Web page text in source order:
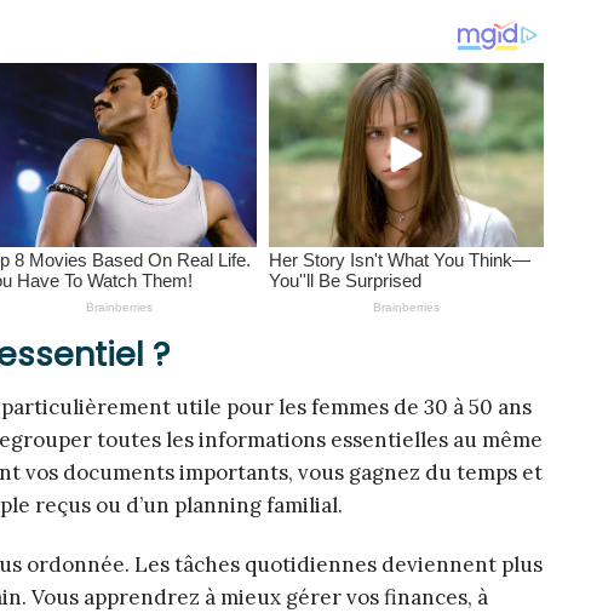
?
utile pour les femmes de 30 à 50 ans
toutes les informations essentielles au même
vos documents importants, vous gagnez du temps et
reçus ou d’un planning familial.
ordonnée. Les tâches quotidiennes deviennent plus
Vous apprendrez à mieux gérer vos finances, à